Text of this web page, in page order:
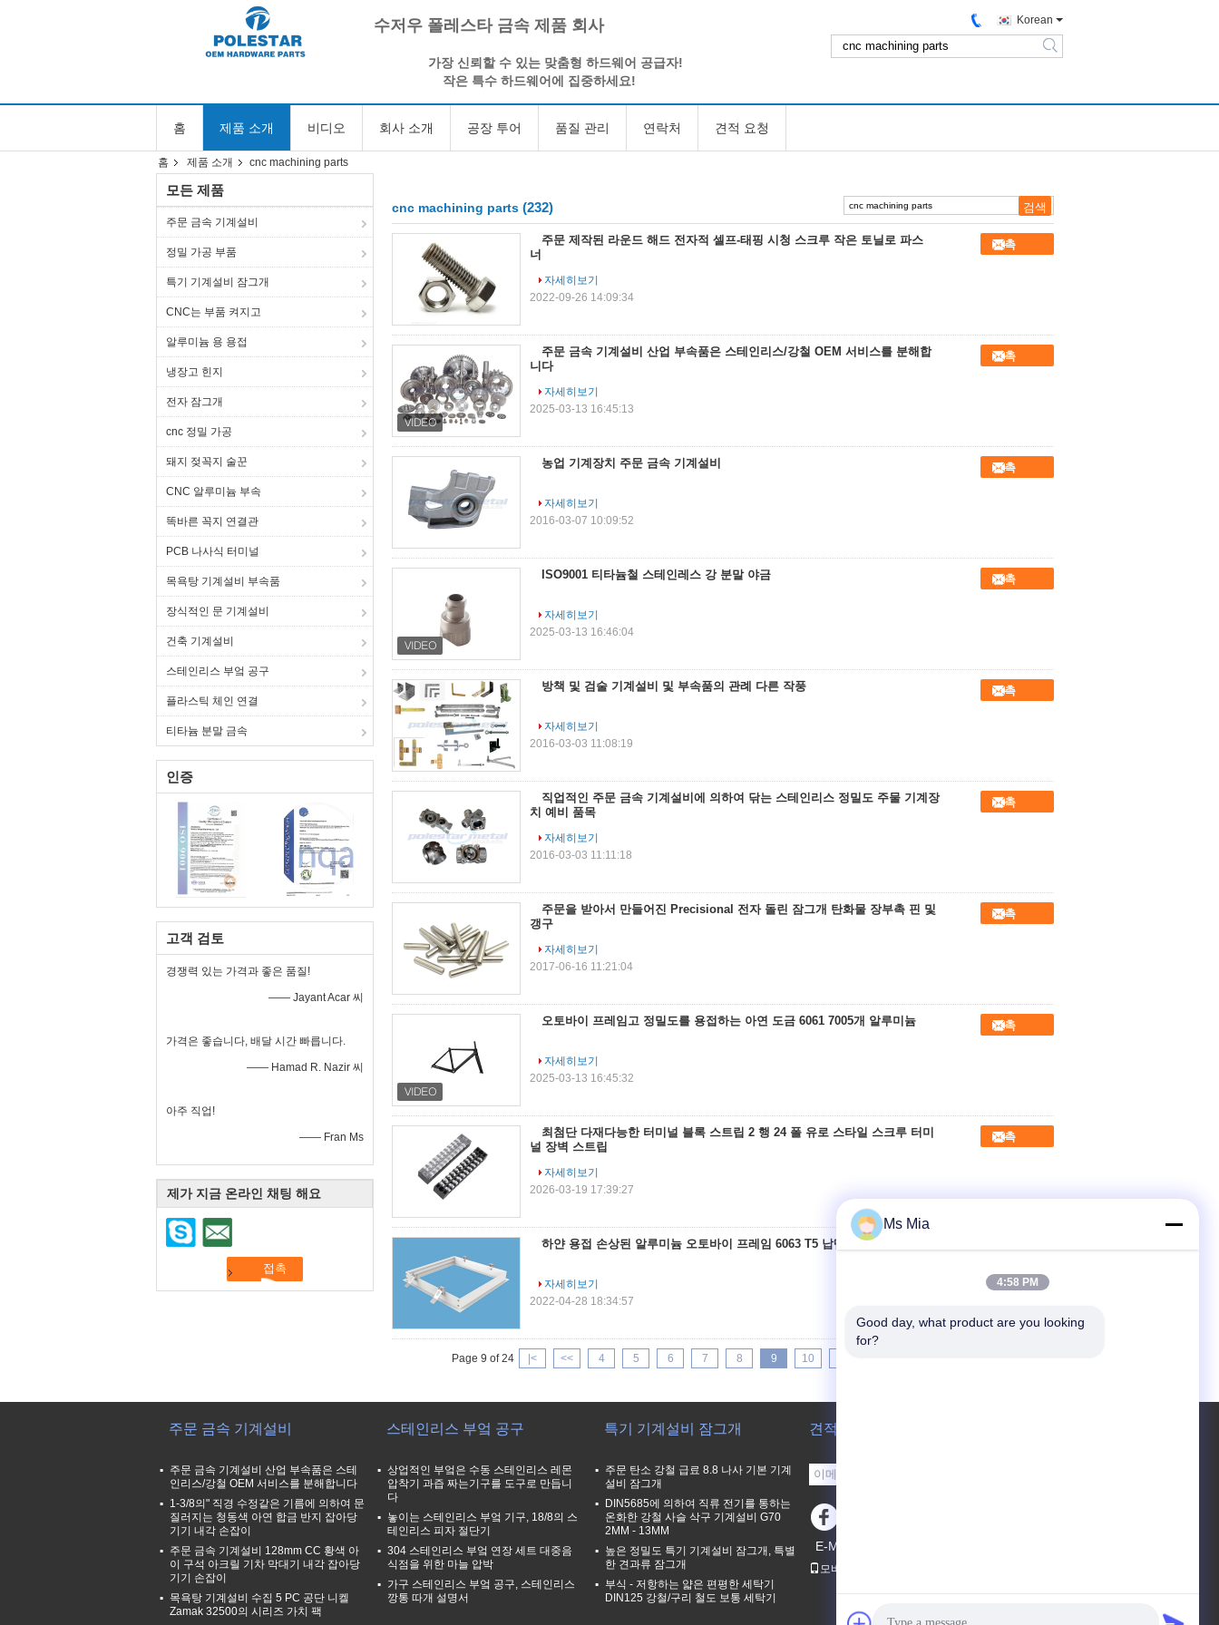
수저우 폴레스타 금속 제품 회사
가장 신뢰할 수 있는 맞춤형 하드웨어 공급자!
작은 특수 하드웨어에 집중하세요!
Korean
search
홈 제품 소개 비디오 회사 소개 공장 투어 품질 관리 연락처 견적 요청
홈 제품 소개 cnc machining parts
모든 제품
주문 금속 기계설비
정밀 가공 부품
특기 기계설비 잠그개
CNC는 부품 켜지고
알루미늄 용 용접
냉장고 힌지
전자 잠그개
cnc 정밀 가공
돼지 젖꼭지 술꾼
CNC 알루미늄 부속
똑바른 꼭지 연결관
PCB 나사식 터미널
목욕탕 기계설비 부속품
장식적인 문 기계설비
건축 기계설비
스테인리스 부엌 공구
플라스틱 체인 연결
티타늄 분말 금속
인증
고객 검토
경쟁력 있는 가격과 좋은 품질!
—— Jayant Acar 씨
가격은 좋습니다, 배달 시간 빠릅니다.
—— Hamad R. Nazir 씨
아주 직업!
—— Fran Ms
제가 지금 온라인 채팅 해요
cnc machining parts (232)
주문 제작된 라운드 해드 전자적 셀프-태핑 시청 스크루 작은 토닐로 파스
너
접촉
자세히보기
2022-09-26 14:09:34
주문 금속 기계설비 산업 부속품은 스테인리스/강철 OEM 서비스를 분해합
니다
접촉
자세히보기
2025-03-13 16:45:13
농업 기계장치 주문 금속 기계설비 접촉
자세히보기
2016-03-07 10:09:52
ISO9001 티타늄철 스테인레스 강 분말 야금 접촉
자세히보기
2025-03-13 16:46:04
방책 및 검술 기계설비 및 부속품의 관례 다른 작풍 접촉
자세히보기
2016-03-03 11:08:19
직업적인 주문 금속 기계설비에 의하여 닦는 스테인리스 정밀도 주물 기계장
치 예비 품목
접촉
자세히보기
2016-03-03 11:11:18
주문을 받아서 만들어진 Precisional 전자 돌린 잠그개 탄화물 장부촉 핀 및
갱구
접촉
자세히보기
2017-06-16 11:21:04
오토바이 프레임고 정밀도를 용접하는 아연 도금 6061 7005개 알루미늄 접촉
자세히보기
2025-03-13 16:45:32
최첨단 다재다능한 터미널 블록 스트립 2 행 24 폴 유로 스타일 스크루 터미
널 장벽 스트립
접촉
자세히보기
2026-03-19 17:39:27
하얀 용접 손상된 알루미늄 오토바이 프레임 6063 T5 납땜 접촉
자세히보기
2022-04-28 18:34:57
Page 9 of 24 |< << 4 5 6 7 8 9 10
주문 금속 기계설비
주문 금속 기계설비 산업 부속품은 스테
인리스/강철 OEM 서비스를 분해합니다
1-3/8의" 직경 수정같은 기름에 의하여 문
질러지는 청동색 아연 합금 반지 잡아당
기기 내각 손잡이
주문 금속 기계설비 128mm CC 황색 아
이 구석 아크릴 기차 막대기 내각 잡아당
기기 손잡이
목욕탕 기계설비 수집 5 PC 공단 니켈
Zamak 32500의 시리즈 가치 팩
스테인리스 부엌 공구
상업적인 부엌은 수동 스테인리스 레몬
압착기 과즙 짜는기구를 도구로 만듭니
다
놓이는 스테인리스 부엌 기구, 18/8의 스
테인리스 피자 절단기
304 스테인리스 부엌 연장 세트 대중음
식점을 위한 마늘 압박
가구 스테인리스 부엌 공구, 스테인리스
깡통 따개 설명서
특기 기계설비 잠그개
주문 탄소 강철 급료 8.8 나사 기본 기계
설비 잠그개
DIN5685에 의하여 직류 전기를 통하는
온화한 강철 사슬 삭구 기계설비 G70
2MM - 13MM
높은 정밀도 특기 기계설비 잠그개, 특별
한 견과류 잠그개
부식 - 저항하는 얇은 편평한 세탁기
DIN125 강철/구리 철도 보통 세탁기
견적 요청
E-Mail
모바일 사이트
Ms Mia
4:58 PM
Good day, what product are you looking
for?